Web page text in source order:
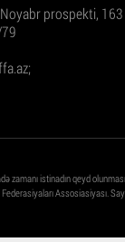
prospekti, 163
;
zamanı istinadın qeyd
Assosiasiyası.